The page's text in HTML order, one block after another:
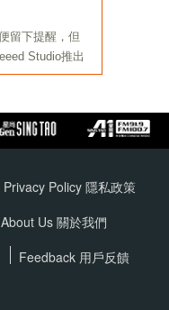
Privacy Policy 隱私政策
About Us 關於我們
Feedback 用戶反饋